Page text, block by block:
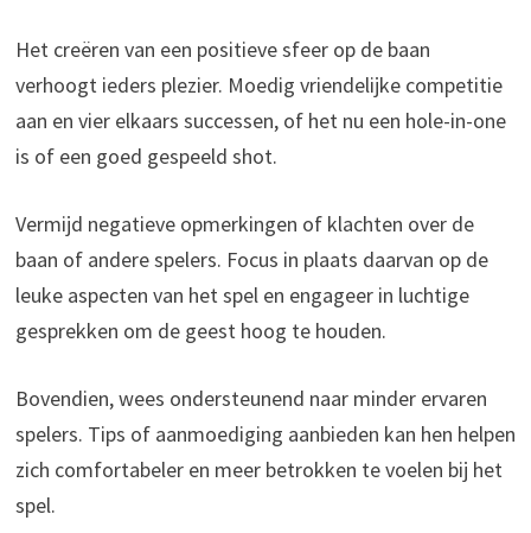
Het creëren van een positieve sfeer op de baan
verhoogt ieders plezier. Moedig vriendelijke competitie
aan en vier elkaars successen, of het nu een hole-in-one
is of een goed gespeeld shot.
Vermijd negatieve opmerkingen of klachten over de
baan of andere spelers. Focus in plaats daarvan op de
leuke aspecten van het spel en engageer in luchtige
gesprekken om de geest hoog te houden.
Bovendien, wees ondersteunend naar minder ervaren
spelers. Tips of aanmoediging aanbieden kan hen helpen
zich comfortabeler en meer betrokken te voelen bij het
spel.